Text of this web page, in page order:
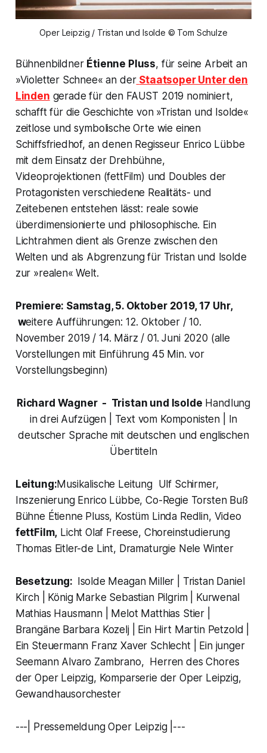
Oper Leipzig / Tristan und Isolde © Tom Schulze
Bühnenbildner Étienne Pluss, für seine Arbeit an
»Violetter Schnee« an der Staatsoper Unter den
Linden gerade für den FAUST 2019 nominiert,
schafft für die Geschichte von »Tristan und Isolde«
zeitlose und symbolische Orte wie einen
Schiffsfriedhof, an denen Regisseur Enrico Lübbe
mit dem Einsatz der Drehbühne,
Videoprojektionen (fettFilm) und Doubles der
Protagonisten verschiedene Realitäts- und
Zeitebenen entstehen lässt: reale sowie
überdimensionierte und philosophische. Ein
Lichtrahmen dient als Grenze zwischen den
Welten und als Abgrenzung für Tristan und Isolde
zur »realen« Welt.
Premiere: Samstag, 5. Oktober 2019, 17 Uhr,
weitere Aufführungen: 12. Oktober / 10.
November 2019 / 14. März / 01. Juni 2020 (alle
Vorstellungen mit Einführung 45 Min. vor
Vorstellungsbeginn)
Richard Wagner - Tristan und Isolde Handlung
in drei Aufzügen | Text vom Komponisten | In
deutscher Sprache mit deutschen und englischen
Übertiteln
Leitung:Musikalische Leitung Ulf Schirmer,
Inszenierung Enrico Lübbe, Co-Regie Torsten Buß
Bühne Étienne Pluss, Kostüm Linda Redlin, Video
fettFilm, Licht Olaf Freese, Choreinstudierung
Thomas Eitler-de Lint, Dramaturgie Nele Winter
Besetzung: Isolde Meagan Miller | Tristan Daniel
Kirch | König Marke Sebastian Pilgrim | Kurwenal
Mathias Hausmann | Melot Matthias Stier |
Brangäne Barbara Kozelj | Ein Hirt Martin Petzold |
Ein Steuermann Franz Xaver Schlecht | Ein junger
Seemann Alvaro Zambrano, Herren des Chores
der Oper Leipzig, Komparserie der Oper Leipzig,
Gewandhausorchester
---| Pressemeldung Oper Leipzig |---